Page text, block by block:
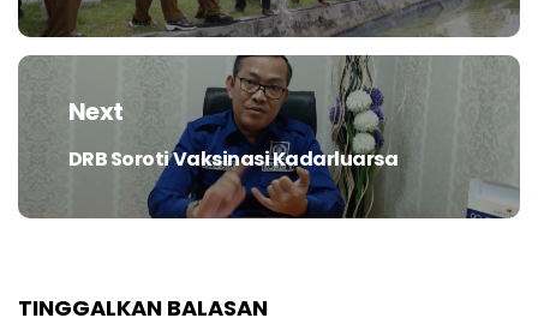
Next
Next
DRB Soroti Vaksinasi Kadarluarsa
TINGGALKAN BALASAN